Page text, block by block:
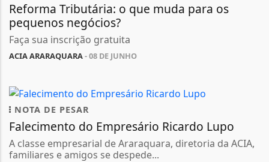
Reforma Tributária: o que muda para os
pequenos negócios?
Faça sua inscrição gratuita
ACIA ARARAQUARA- 08 DE JUNHO
NOTA DE PESAR
Falecimento do Empresário Ricardo Lupo
A classe empresarial de Araraquara, diretoria da ACIA,
familiares e amigos se despede...